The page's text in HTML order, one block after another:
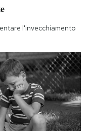
l'invecchiamento